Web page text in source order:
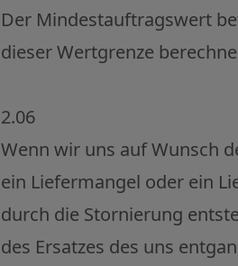
Der Mindestauftragswert
dieser Wertgrenze
2.06
Wenn wir uns auf Wunsch
ein Liefermangel oder ein
durch die Stornierung
des Ersatzes des uns